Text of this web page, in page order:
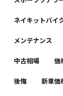
ネイキットバイ
メンテナンス
中古相場 価
後悔 新車価